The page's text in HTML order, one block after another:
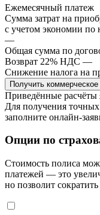
Ежемесячный платеж
Сумма затрат на
с учетом экономии по
—
Общая сумма по
Возврат 22% НДС —
Снижение налога на
Получить
Приведённые расчёты
Для получения
заполните онлайн-
Опции по
Стоимость полиса
платежей — это
но позволит